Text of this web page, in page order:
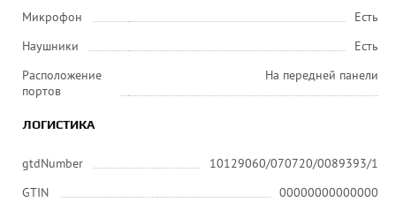
Микрофон
Есть
Наушники
Есть
Расположение
портов
На передней панели
ЛОГИСТИКА
gtdNumber
10129060/070720/0089393/1
GTIN
00000000000000